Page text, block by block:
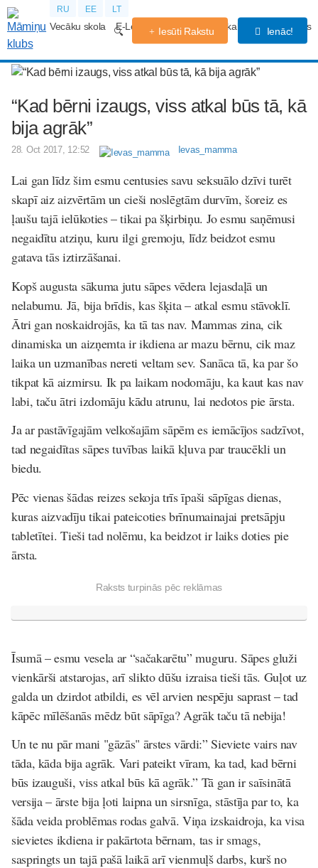
RU EE LT
Vecāku skola E-Lekcijas Grūtniecības kalendārs Forums
Iesūti Rakstu Ienāc!
“Kad bērni izaugs, viss atkal būs tā, kā
bija agrāk”
28. Oct 2017, 12:52 Ievas_mamma
Lai gan līdz šim esmu centusies savu seksuālo dzīvi turēt
skapī aiz aizvērtām un cieši noslēgtām durvīm, šoreiz es
ļaušu tajā ielūkoties – tikai pa šķirbiņu. Jo esmu saņēmusi
negaidītu atziņu, kuru ilgi gremoju, līdz beidzot esmu
gatava tās iztirzāšanai.
Kopš augusta sākuma jutu sāpes vēdera lejasdaļā un
nelabumu. Jā, bija brīdis, kas šķita – atkal esmu stāvoklī.
Ātri gan noskaidrojās, ka tā tas nav. Mammas zina, cik
dinamiska un aizņemta ir ikdiena ar mazu bērnu, cik maz
laika un uzmanības nereti veltam sev. Sanāca tā, ka par šo
tikpat kā aizmirsu. Ik pa laikam nodomāju, ka kaut kas nav
labi, taču ātri izdomāju kādu atrunu, lai nedotos pie ārsta.
Ja ar pastāvīgajām velkošajām sāpēm es iemācījos sadzīvot,
tad negaidītas sāpes tuvības laikā kļuva par traucēkli un
biedu.
Pēc vienas šādas reizes sekoja trīs īpaši sāpīgas dienas,
kuras aizvadīju tikai pateicoties brīnumainajai pretsāpju
tabletītei. Tieši tad nolēmu, ka beidzot ir laiks doties pie
ārsta.
Raksts turpinās pēc reklāmas
Īsumā – esmu vesela ar “sačakarētu” muguru. Sāpes gluži
vienkārši atstarojas, arī slikto dūšu izraisa tieši tās. Guļot uz
galda un dzirdot atbildi, es vēl arvien nespēju saprast – tad
kāpēc mīlēšanās mēdz būt sāpīga? Agrāk taču tā nebija!
Un te nu pār mani "gāzās" ārstes vārdi:” Sieviete vairs nav
tāda, kāda bija agrāk. Vari pateikt vīram, ka tad, kad bērni
būs izauguši, viss atkal būs kā agrāk.”Tā gan ir saīsinātā
versija – ārste bija ļoti laipna un sirsnīga, stāstīja par to, ka
šāda veida problēmas rodas galvā. Viņa izskaidroja, ka visa
sievietes ikdiena ir pakārtota bērnam, tas ir smags,
saspringts un tajā pašā laikā arī vienmuļš darbs, kurš no